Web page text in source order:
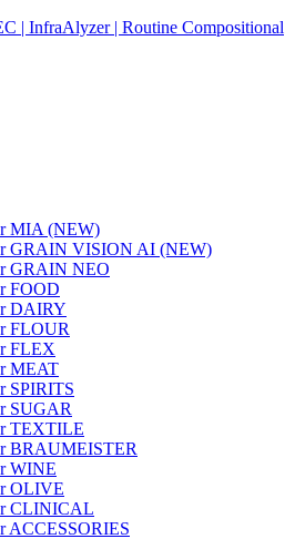
MIA (NEW)
GRAIN VISION AI (NEW)
GRAIN NEO
FOOD
DAIRY
FLOUR
FLEX
MEAT
SPIRITS
SUGAR
TEXTILE
BRAUMEISTER
WINE
OLIVE
CLINICAL
ACCESSORIES